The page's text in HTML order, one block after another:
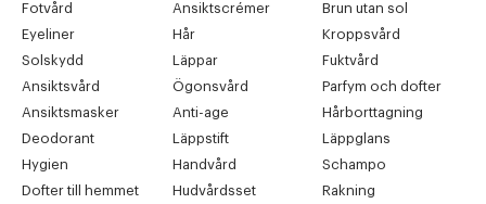
Fotvård
Ansiktscrémer
Brun utan sol
Eyeliner
Hår
Kroppsvård
Solskydd
Läppar
Fuktvård
Ansiktsvård
Ögonsvård
Parfym och dofter
Ansiktsmasker
Anti-age
Hårborttagning
Deodorant
Läppstift
Läppglans
Hygien
Handvård
Schampo
Dofter till hemmet
Hudvårdsset Rakning